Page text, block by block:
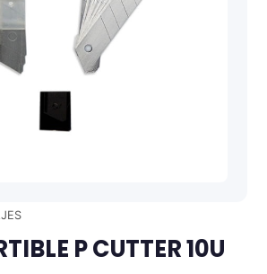
P CUTTER 10U